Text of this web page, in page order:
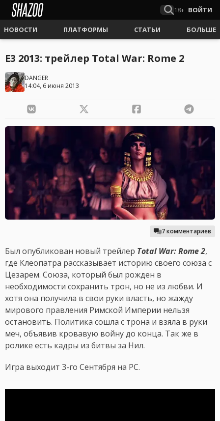
18+ ВОЙТИ
НОВОСТИ ПЛАТФОРМЫ СТАТЬИ БОЛЬШЕ
E3 2013: трейлер Total War: Rome 2
DANGER
14:04, 6 июня 2013
7 комментариев
Был опубликован новый трейлер Total War: Rome 2,
где Клеопатра рассказывает историю своего союза с
Цезарем. Союза, который был рожден в
необходимости сохранить трон, но не из любви. И
хотя она получила в свои руки власть, но жажду
мирового правления Римской Империи нельзя
остановить. Политика сошла с трона и взяла в руки
меч, объявив кровавую войну до конца. Так же в
ролике есть кадры из битвы за Нил.
Игра выходит 3-го Сентября на PC.